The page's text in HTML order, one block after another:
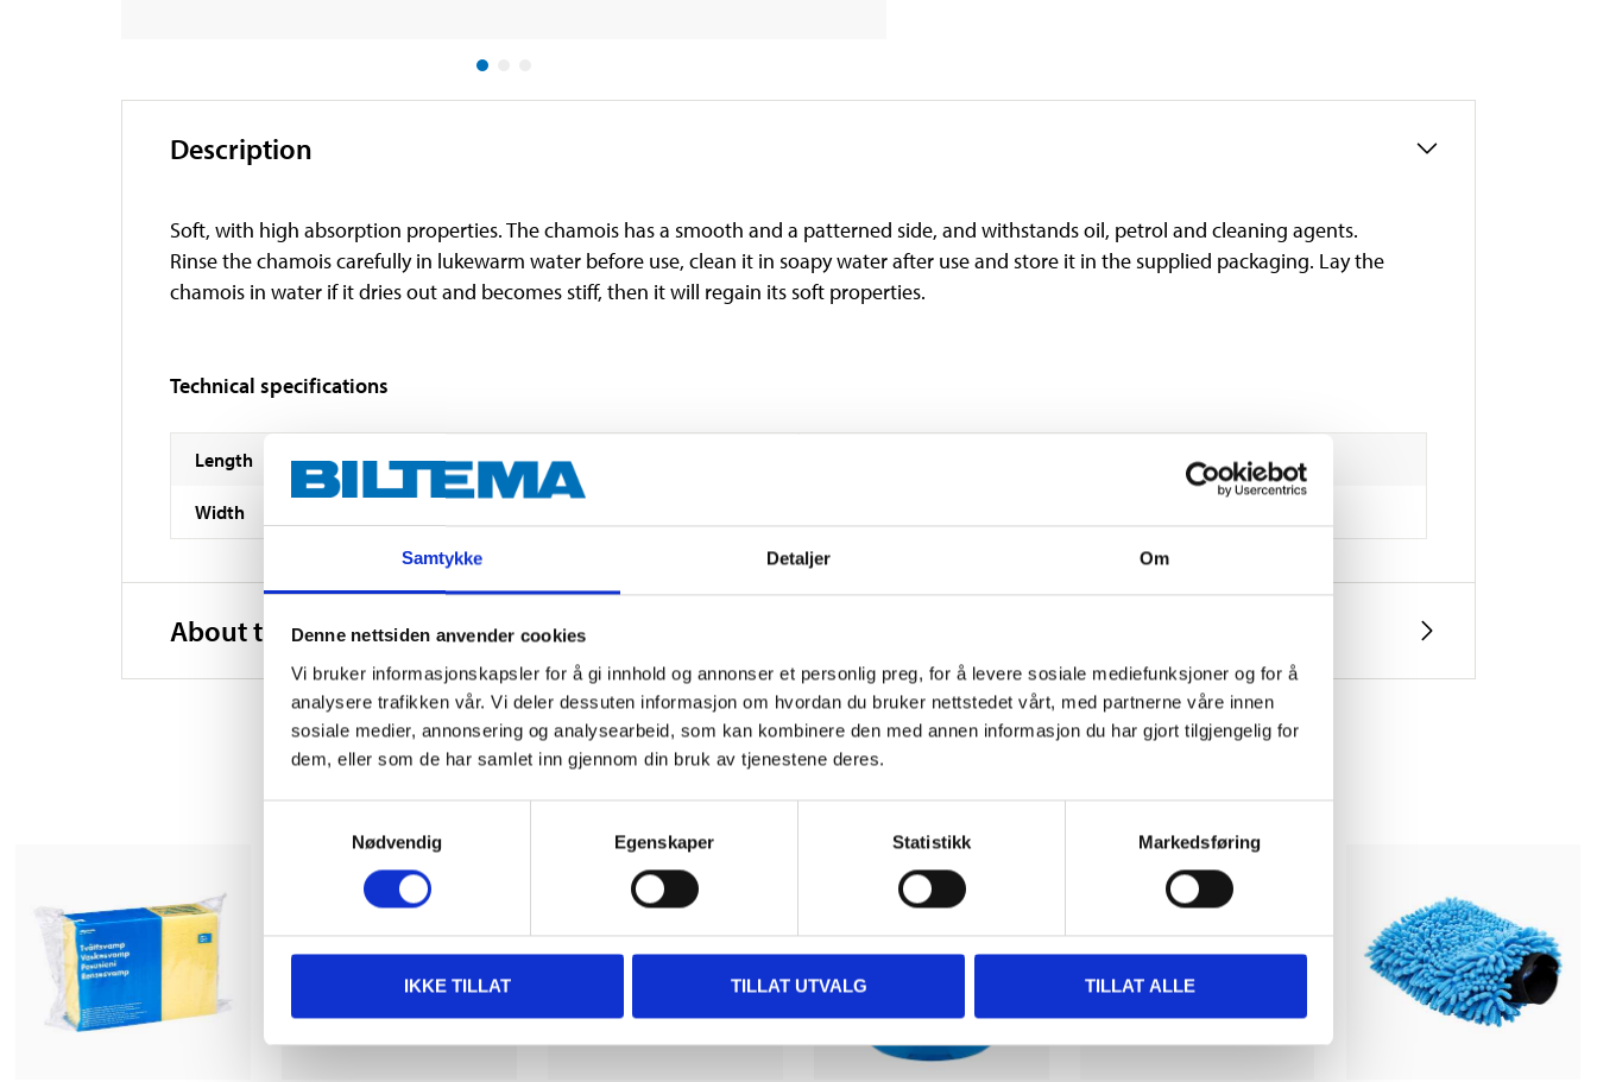
Samtykke Detaljer Om
Denne nettsiden anvender cookies
Vi bruker informasjonskapsler for å gi innhold og annonser et personlig preg, for å levere sosiale mediefunksjoner og for å
analysere trafikken vår. Vi deler dessuten informasjon om hvordan du bruker nettstedet vårt, med partnerne våre innen
sosiale medier, annonsering og analysearbeid, som kan kombinere den med annen informasjon du har gjort tilgjengelig for
dem, eller som de har samlet inn gjennom din bruk av tjenestene deres.
Nødvendig
Egenskaper Statistikk Markedsføring
IKKE TILLAT TILLAT UTVALG TILLAT ALLE
Description
Soft, with high absorption properties. The chamois has a smooth and a patterned side, and withstands oil, petrol and cleaning agents.
Rinse the chamois carefully in lukewarm water before use, clean it in soapy water after use and store it in the supplied packaging. Lay the
chamois in water if it dries out and becomes stiff, then it will regain its soft properties.
Technical specifications
Length
Width
About the manufacturer
Other customers also bought